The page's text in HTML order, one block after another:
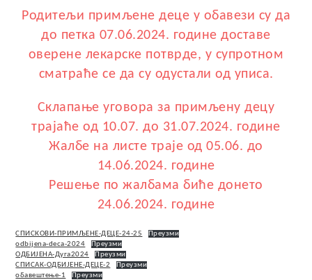
Родитељи примљене деце у обавези су да
до петка 07.06.2024. године доставе
оверене лекарске потврде, у супротном
сматраће се да су одустали од уписа.
Склапање уговора за примљену децу
трајаће од 10.07. до 31.07.2024. године
Жалбe на листе траје од 05.06. до
14.06.2024. године
Решење по жалбама биће донето
24.06.2024. године
СПИСКОВИ-ПРИМЉЕНЕ-ДЕЦЕ-24-25
Преузми
odbijena-deca-2024
Преузми
ОДБИЈЕНА-Дуга2024
Преузми
СПИСАК-ОДБИЈЕНЕ-ДЕЦЕ-2
Преузми
обавештење-1
Преузми